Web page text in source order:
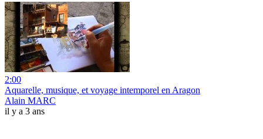
2:00
Aquarelle, musique, et voyage intemporel en Aragon
Alain MARC
il y a 3 ans